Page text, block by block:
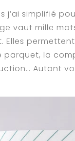
simplifié
vaut mille
permettent
la
Autant